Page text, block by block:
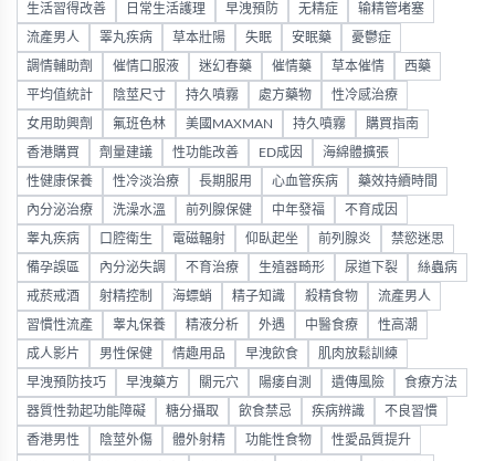
生活習得改善 日常生活護理 早洩預防 无精症 输精管堵塞
流產男人 睪丸疾病 草本壯陽 失眠 安眠藥 憂鬱症
調情輔助劑 催情口服液 迷幻春藥 催情藥 草本催情 西藥
平均值統計 陰莖尺寸 持久噴霧 處方藥物 性冷感治療
女用助興劑 氟班色林 美國MAXMAN 持久噴霧 購買指南
香港購買 劑量建議 性功能改善 ED成因 海綿體擴張
性健康保養 性冷淡治療 長期服用 心血管疾病 藥效持續時間
內分泌治療 洗澡水溫 前列腺保健 中年發福 不育成因
睾丸疾病 口腔衛生 電磁輻射 仰臥起坐 前列腺炎 禁慾迷思
備孕誤區 內分泌失調 不育治療 生殖器畸形 尿道下裂 絲蟲病
戒菸戒酒 射精控制 海螵蛸 精子知識 殺精食物 流產男人
習慣性流產 睾丸保養 精液分析 外遇 中醫食療 性高潮
成人影片 男性保健 情趣用品 早洩飲食 肌肉放鬆訓練
早洩預防技巧 早洩藥方 關元穴 陽痿自測 遺傳風險 食療方法
器質性勃起功能障礙 糖分攝取 飲食禁忌 疾病辨識 不良習慣
香港男性 陰莖外傷 體外射精 功能性食物 性愛品質提升